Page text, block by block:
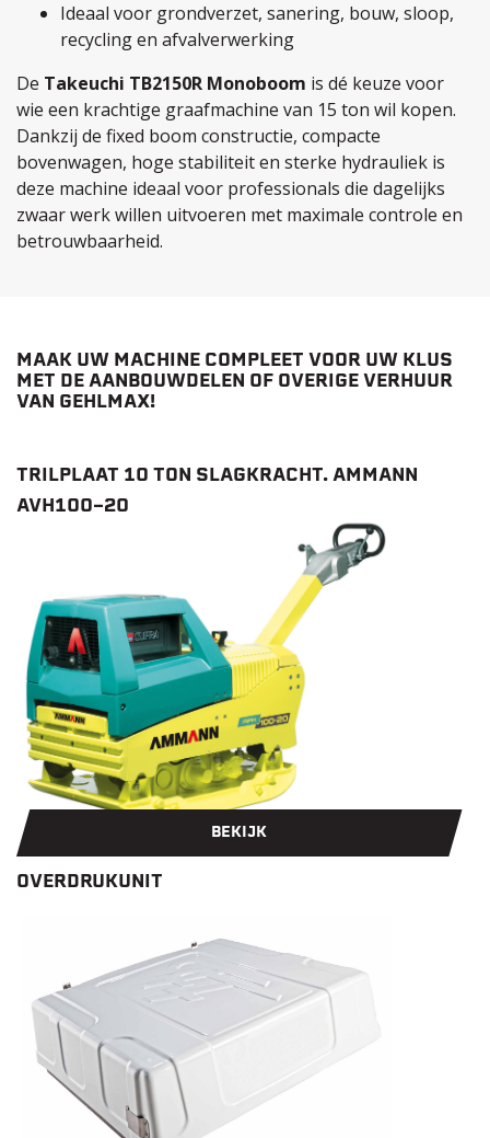
Ideaal voor grondverzet, sanering, bouw, sloop,
recycling en afvalverwerking
De Takeuchi TB2150R Monoboom is dé keuze voor
wie een krachtige graafmachine van 15 ton wil kopen.
Dankzij de fixed boom constructie, compacte
bovenwagen, hoge stabiliteit en sterke hydrauliek is
deze machine ideaal voor professionals die dagelijks
zwaar werk willen uitvoeren met maximale controle en
betrouwbaarheid.
MAAK UW MACHINE COMPLEET VOOR UW KLUS
MET DE AANBOUWDELEN OF OVERIGE VERHUUR
VAN GEHLMAX!
TRILPLAAT 10 TON SLAGKRACHT. AMMANN
AVH100-20
BEKIJK
OVERDRUKUNIT